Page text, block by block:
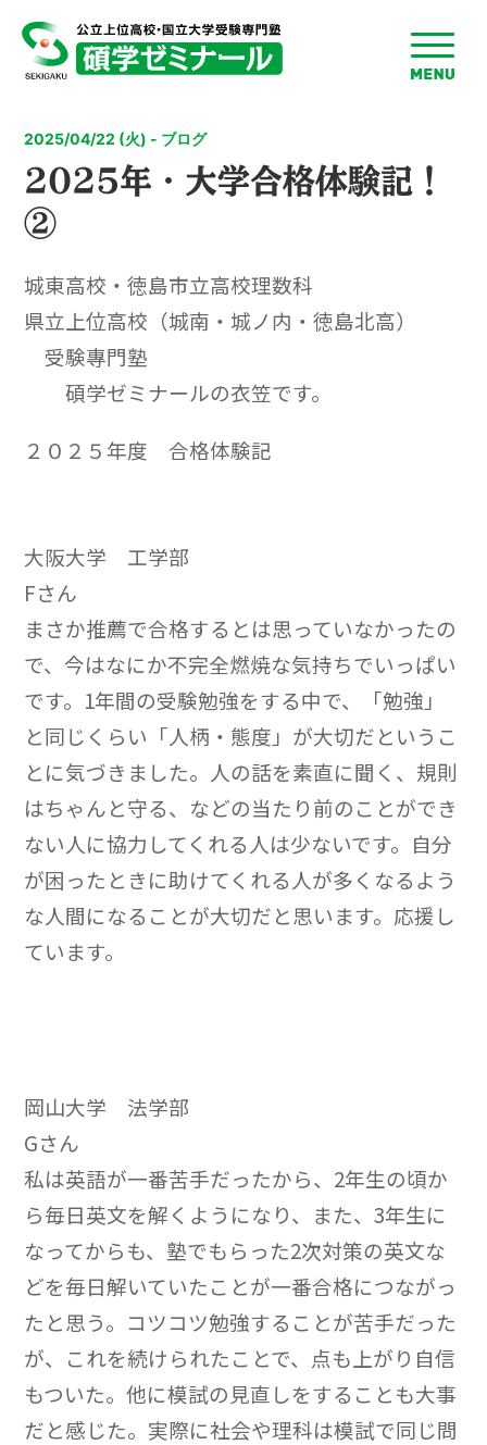
toggle
menu
2025/04/22 (火) - ブログ
2025年・大学合格体験記！
②
城東高校・徳島市立高校理数科
県立上位高校（城南・城ノ内・徳島北高）
受験專門塾
碩学ゼミナールの衣笠です。
２０２５年度 合格体験記
大阪大学 工学部
Fさん
まさか推薦で合格するとは思っていなかったの
で、今はなにか不完全燃焼な気持ちでいっぱい
です。1年間の受験勉強をする中で、「勉強」
と同じくらい「人柄・態度」が大切だというこ
とに気づきました。人の話を素直に聞く、規則
はちゃんと守る、などの当たり前のことができ
ない人に協力してくれる人は少ないです。自分
が困ったときに助けてくれる人が多くなるよう
な人間になることが大切だと思います。応援し
ています。
岡山大学 法学部
Gさん
私は英語が一番苦手だったから、2年生の頃か
ら毎日英文を解くようになり、また、3年生に
なってからも、塾でもらった2次対策の英文な
どを毎日解いていたことが一番合格につながっ
たと思う。コツコツ勉強することが苦手だった
が、これを続けられたことで、点も上がり自信
もついた。他に模試の見直しをすることも大事
だと感じた。実際に社会や理科は模試で同じ問